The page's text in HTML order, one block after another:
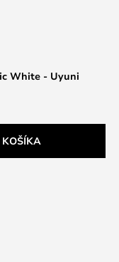
White - Uyuni